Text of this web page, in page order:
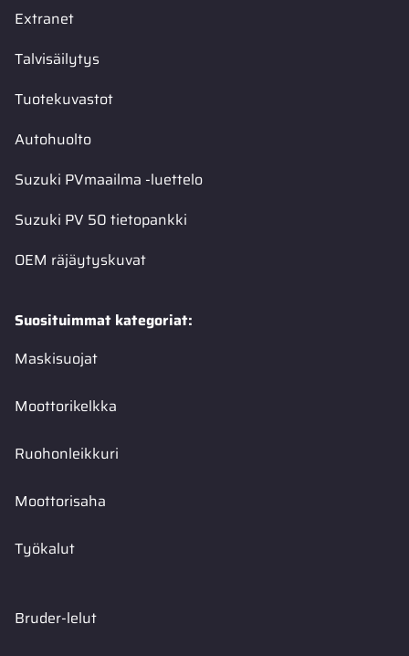
Extranet
Talvisäilytys
Tuotekuvastot
Autohuolto
Suzuki PVmaailma -luettelo
Suzuki PV 50 tietopankki
OEM räjäytyskuvat
Suosituimmat kategoriat:
Maskisuojat
Moottorikelkka
Ruohonleikkuri
Moottorisaha
Työkalut
Bruder-lelut